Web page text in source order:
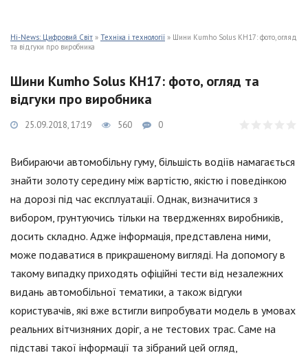
Hi-News: Цифровий Світ » Техніка і технології » Шини Kumho Solus KH17: фото, огляд
та відгуки про виробника
Шини Kumho Solus KH17: фото, огляд та
відгуки про виробника
25.09.2018, 17:19 560 0
Вибираючи автомобільну гуму, більшість водіїв намагається
знайти золоту середину між вартістю, якістю і поведінкою
на дорозі під час експлуатації. Однак, визначитися з
вибором, грунтуючись тільки на твердженнях виробників,
досить складно. Адже інформація, представлена ними,
може подаватися в прикрашеному вигляді. На допомогу в
такому випадку приходять офіційні тести від незалежних
видань автомобільної тематики, а також відгуки
користувачів, які вже встигли випробувати модель в умовах
реальних вітчизняних доріг, а не тестових трас. Саме на
підставі такої інформації та зібраний цей огляд,